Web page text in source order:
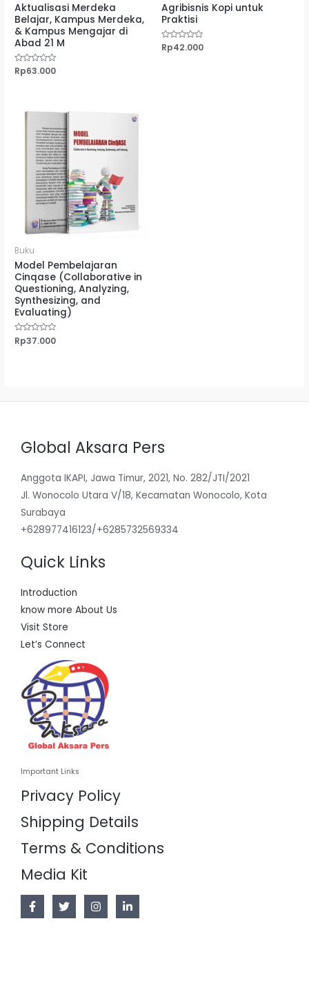
Aktualisasi Merdeka
Belajar, Kampus Merdeka,
& Kampus Mengajar di
Abad 21 M
Dinilai
Rp63.000
Agribisnis Kopi untuk
Praktisi
Dinilai
Rp42.000
Buku
Model Pembelajaran
Cinqase (Collaborative in
Questioning, Analyzing,
Synthesizing, and
Evaluating)
Dinilai
0
Rp37.000
Global Aksara Pers
Anggota IKAPI, Jawa Timur, 2021, No. 282/JTI/2021
Jl. Wonocolo Utara V/18, Kecamatan Wonocolo, Kota
Surabaya
+628977416123/+6285732569334
Quick Links
Introduction
know more About Us
Visit Store
Let’s Connect
Important Links
Privacy Policy
Shipping Details
Terms & Conditions
Media Kit